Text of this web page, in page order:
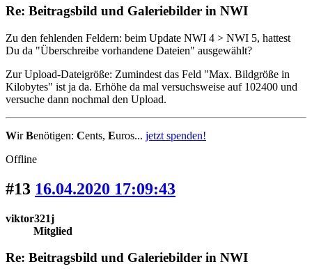
Re: Beitragsbild und Galeriebilder in NWI
Zu den fehlenden Feldern: beim Update NWI 4 > NWI 5, hattest
Du da "Überschreibe vorhandene Dateien" ausgewählt?
Zur Upload-Dateigröße: Zumindest das Feld "Max. Bildgröße in
Kilobytes" ist ja da. Erhöhe da mal versuchsweise auf 102400 und
versuche dann nochmal den Upload.
WirBenötigen: Cents, Euros... jetzt spenden!
Offline
#13 16.04.2020 17:09:43
viktor321j
Mitglied
Re: Beitragsbild und Galeriebilder in NWI